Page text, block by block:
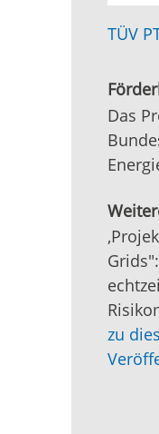
TÜV
Das
zu